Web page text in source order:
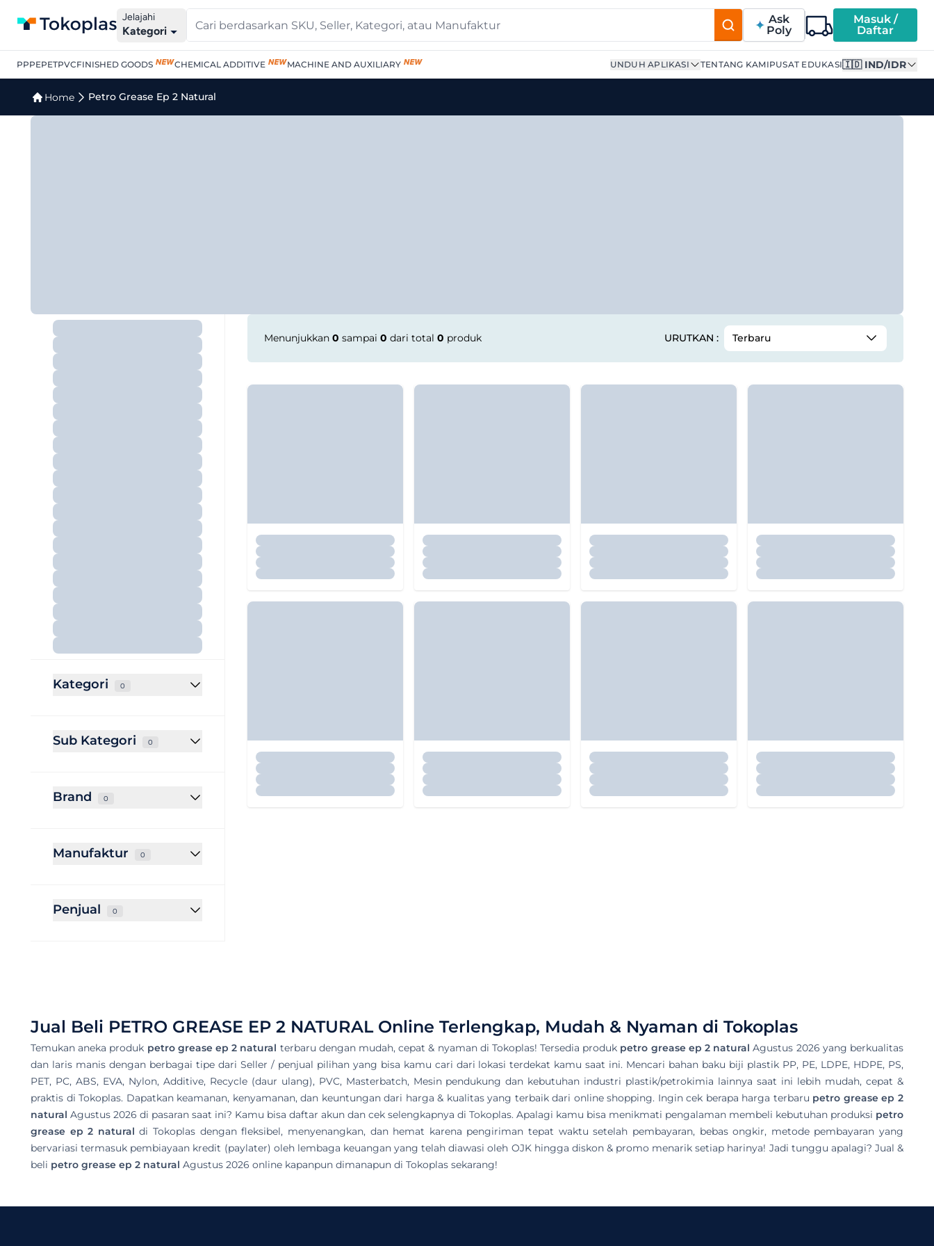
Jelajahi
Kategori
Ask
Poly
Masuk /
Daftar
PPPEPETPVCFINISHED GOODS CHEMICAL ADDITIVE MACHINE AND AUXILIARY UNDUH APLIKASI TENTANG KAMIPUSAT EDUKASI🇮🇩 IND/IDR
Home Petro Grease Ep 2 Natural
Jual Petro Grease Ep 2 Natural | Supplier Terpercaya
Kategori 0
Sub Kategori 0
Brand 0
Manufaktur 0
Penjual 0
Menunjukkan 0 sampai 0 dari total 0 produk URUTKAN : Terbaru
Jual Beli PETRO GREASE EP 2 NATURALOnline Terlengkap, Mudah & Nyaman di Tokoplas
Temukan aneka produk petro grease ep 2 natural terbaru dengan mudah, cepat & nyaman di Tokoplas! Tersedia produk petro grease ep 2 natural Agustus 2026 yang berkualitas
dan laris manis dengan berbagai tipe dari Seller / penjual pilihan yang bisa kamu cari dari lokasi terdekat kamu saat ini. Mencari bahan baku biji plastik PP, PE, LDPE, HDPE, PS,
PET, PC, ABS, EVA, Nylon, Additive, Recycle (daur ulang), PVC, Masterbatch, Mesin pendukung dan kebutuhan industri plastik/petrokimia lainnya saat ini lebih mudah, cepat &
praktis di Tokoplas. Dapatkan keamanan, kenyamanan, dan keuntungan dari harga & kualitas yang terbaik dari online shopping. Ingin cek berapa harga terbaru petro grease ep 2
natural Agustus 2026 di pasaran saat ini? Kamu bisa daftar akun dan cek selengkapnya di Tokoplas. Apalagi kamu bisa menikmati pengalaman membeli kebutuhan produksi petro
grease ep 2 natural di Tokoplas dengan fleksibel, menyenangkan, dan hemat karena pengiriman tepat waktu setelah pembayaran, bebas ongkir, metode pembayaran yang
bervariasi termasuk pembiayaan kredit (paylater) oleh lembaga keuangan yang telah diawasi oleh OJK hingga diskon & promo menarik setiap harinya! Jadi tunggu apalagi? Jual &
beli petro grease ep 2 natural Agustus 2026 online kapanpun dimanapun di Tokoplas sekarang!